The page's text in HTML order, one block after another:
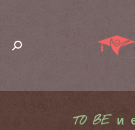
Search:
TO BE и